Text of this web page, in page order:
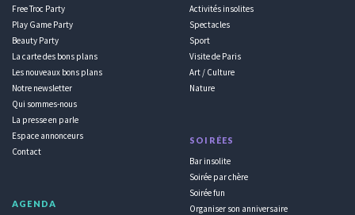
Free Troc Party
Play Game Party
Beauty Party
La carte des bons plans
Les nouveaux bons plans
Notre newsletter
Qui sommes-nous
La presse en parle
Espace annonceurs
Contact
AGENDA
Activités insolites
Spectacles
Sport
Visite de Paris
Art / Culture
Nature
SOIRÉES
Bar insolite
Soirée par chère
Soirée fun
Organiser son anniversaire